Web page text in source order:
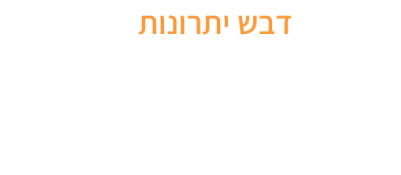
דבש יתרונות